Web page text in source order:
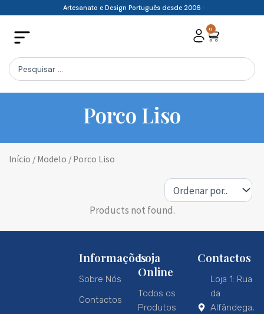
content
· Artesanato e Design Português desde 2006 ·
0
Cart
Search
...
Porco Liso
Início / Modelo / Porco Liso
Products not found.
Informações
Sobre Nós
Contactos
Loja
Online
Todos os
Produtos
Contactos
Loja 1: Rua
da
Alfândega,